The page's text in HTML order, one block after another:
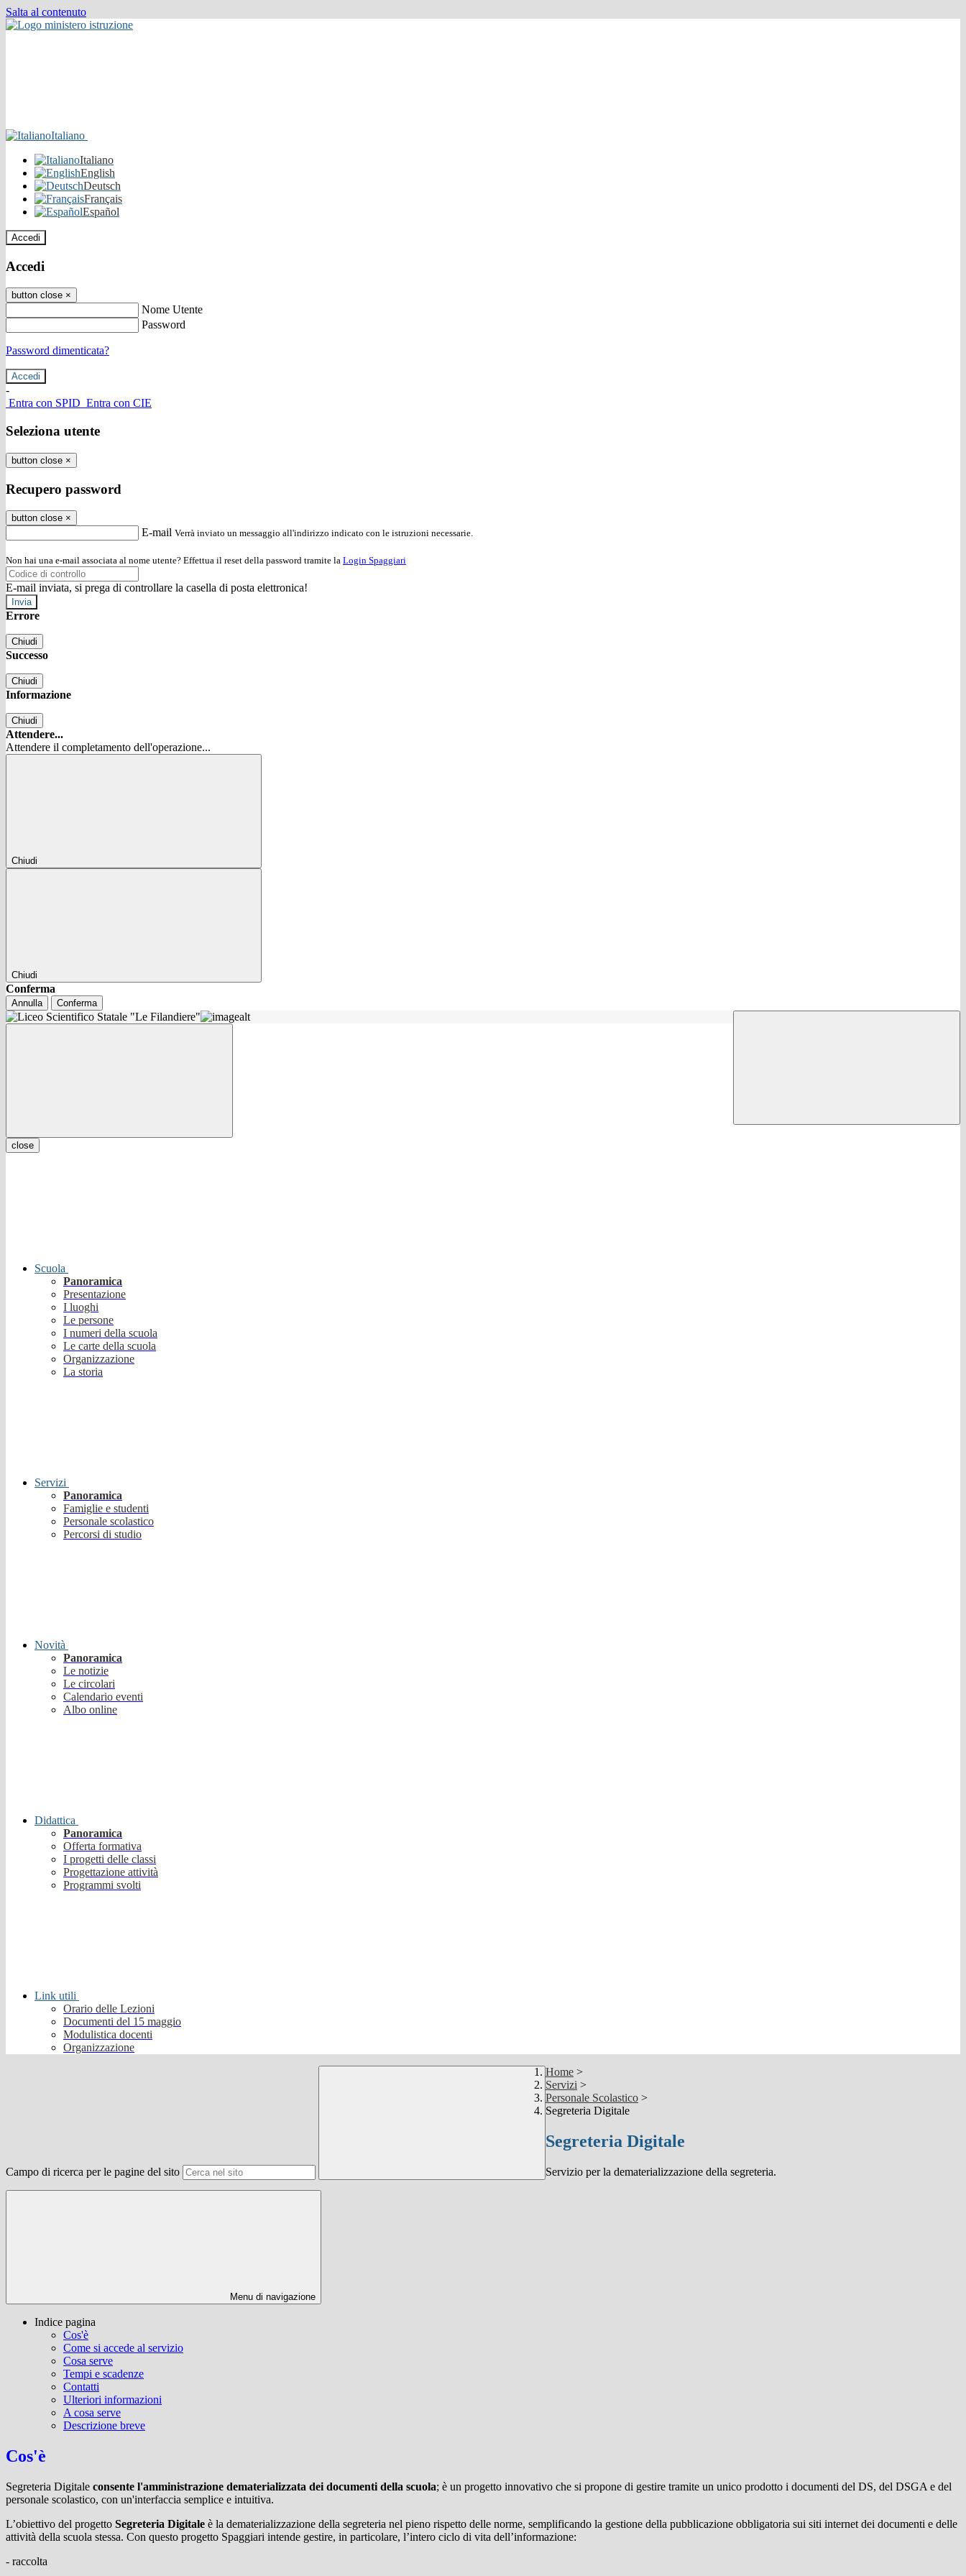
Salta al contenuto
Italiano
Italiano
English
Deutsch
Français
Español
Accedi
Accedi
button close ×
Nome Utente
Password
Password dimenticata?
-
Entra con SPID Entra con CIE
Seleziona utente
button close ×
Recupero password
button close ×
E-mail Verrà inviato un messaggio all'indirizzo indicato con le istruzioni necessarie.
Non hai una e-mail associata al nome utente? Effettua il reset della password tramite la Login Spaggiari
E-mail inviata, si prega di controllare la casella di posta elettronica!
Errore
Chiudi
Successo
Chiudi
Informazione
Chiudi
Attendere...
Attendere il completamento dell'operazione...
Chiudi
Chiudi
Conferma
Annulla Conferma
close
Scuola
Panoramica
Presentazione
I luoghi
Le persone
I numeri della scuola
Le carte della scuola
Organizzazione
La storia
Servizi
Panoramica
Famiglie e studenti
Personale scolastico
Percorsi di studio
Novità
Panoramica
Le notizie
Le circolari
Calendario eventi
Albo online
Didattica
Panoramica
Offerta formativa
I progetti delle classi
Progettazione attività
Programmi svolti
Link utili
Orario delle Lezioni
Documenti del 15 maggio
Modulistica docenti
Organizzazione
Campo di ricerca per le pagine del sito
Home >
Servizi >
Personale Scolastico >
Segreteria Digitale
Segreteria Digitale
Servizio per la dematerializzazione della segreteria.
Menu di navigazione
Indice pagina
Cos'è
Come si accede al servizio
Cosa serve
Tempi e scadenze
Contatti
Ulteriori informazioni
A cosa serve
Descrizione breve
Cos'è
Segreteria Digitale consente l'amministrazione dematerializzata dei documenti della scuola; è un progetto innovativo che si propone di gestire tramite un unico prodotto i documenti del DS, del DSGA e del
personale scolastico, con un'interfaccia semplice e intuitiva.
L’obiettivo del progetto Segreteria Digitale è la dematerializzazione della segreteria nel pieno rispetto delle norme, semplificando la gestione della pubblicazione obbligatoria sui siti internet dei documenti e delle
attività della scuola stessa. Con questo progetto Spaggiari intende gestire, in particolare, l’intero ciclo di vita dell’informazione:
- raccolta